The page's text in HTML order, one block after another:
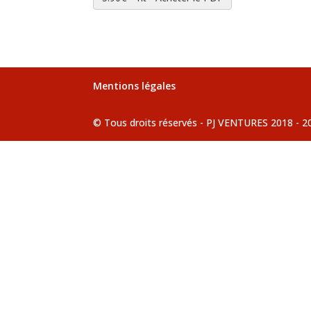
Mentions légales
© Tous droits réservés - PJ VENTURES 2018 -